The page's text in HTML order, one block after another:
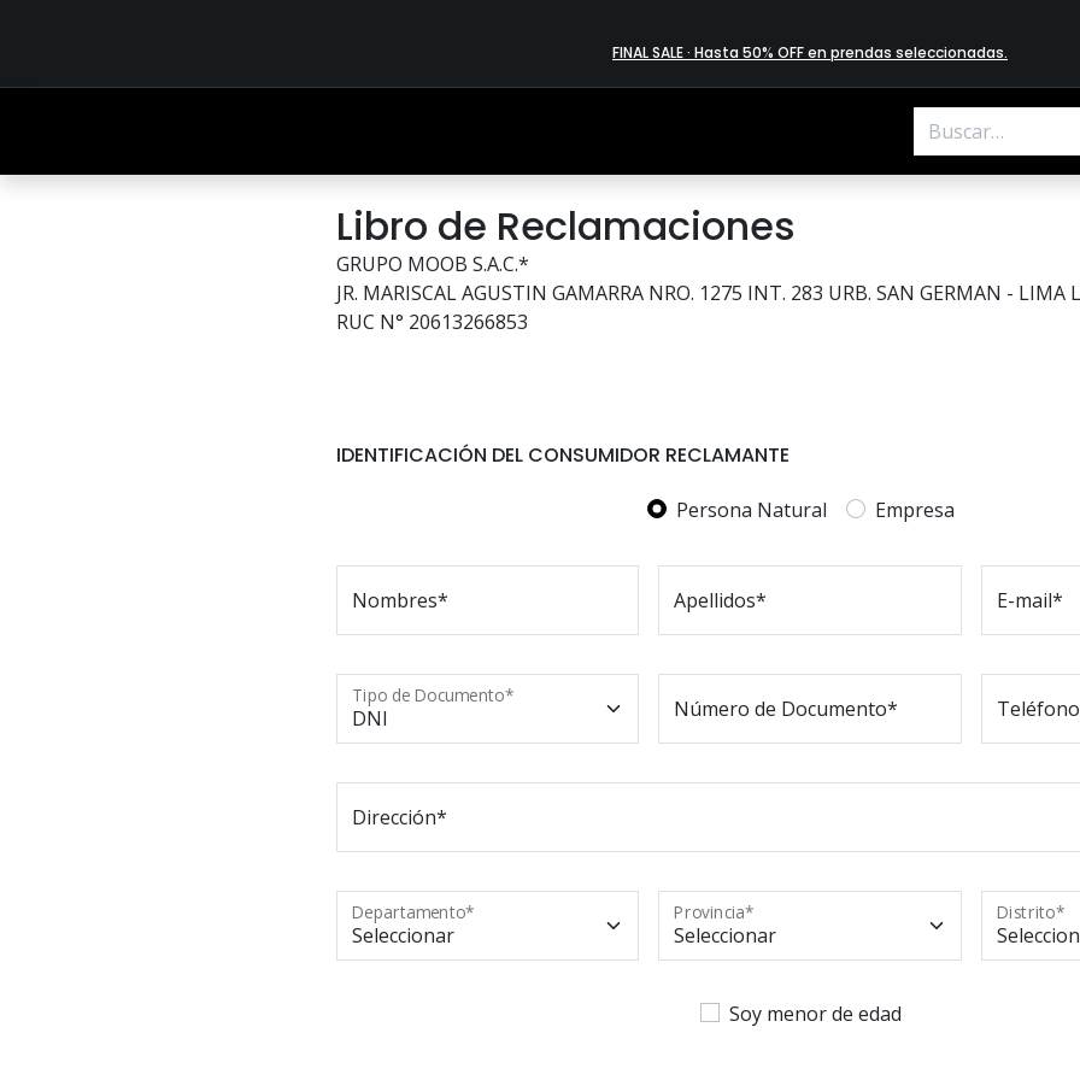
FINAL SALE · Hasta 50% OFF en prendas​ selecciona​das.
Libro de Reclamaciones
GRUPO MOOB S.A.C.*
JR. MARISCAL AGUSTIN GAMARRA NRO. 1275 INT. 283 URB. SAN GERMAN - LIMA
RUC N° 20613266853
IDENTIFICACIÓN DEL CONSUMIDOR RECLAMANTE
Persona Natural Empresa
Nombres* Apellidos* E-mail*
Tipo de Documento*
Número de Documento*
Dirección*
Departamento* Provincia* Distrito*
Soy menor de edad